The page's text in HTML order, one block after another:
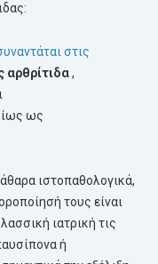
στις
αρθρίτιδα,
ως
ιστοπαθολογικά,
τους είναι
ιατρική τις
ή